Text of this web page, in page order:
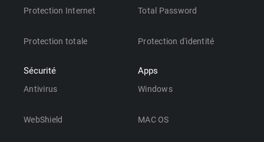
Protection Internet
Protection totale
Sécurité
Antivirus
WebShield
Total Password
Protection d'identité
Apps
Windows
MAC OS